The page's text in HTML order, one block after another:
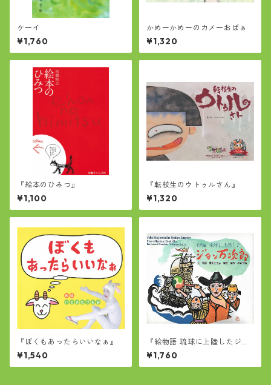
ケーイ
¥1,760
かめーかめーのカメーおばぁ
¥1,320
『絵本のひみつ』
¥1,100
『転校生のウトゥルさん』
¥1,320
『ぼくもあったらいいなぁ』
¥1,540
『絵物語 琉球に上陸したジョ
ン万次郎』
¥1,760